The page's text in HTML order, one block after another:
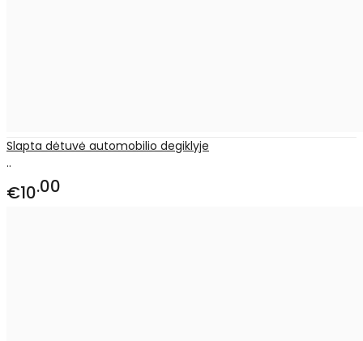
Slapta dėtuvė automobilio degiklyje
..
€10 00